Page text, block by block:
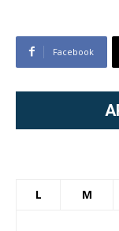
Facebook
L M